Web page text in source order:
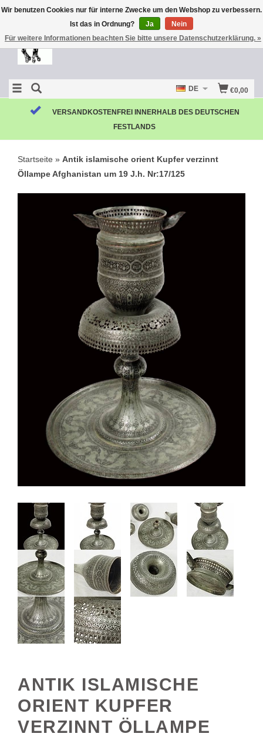
€0,00
DE
VERSANDKOSTENFREI INNERHALB DES DEUTSCHEN
FESTLANDS
Startseite » Antik islamische orient Kupfer verzinnt
Öllampe Afghanistan um 19 J.h. Nr:17/125
ANTIK ISLAMISCHE
ORIENT KUPFER
VERZINNT ÖLLAMPE
Wir benutzen Cookies nur für interne Zwecke um den Webshop zu verbessern.
Ist das in Ordnung?
Ja
Nein
Für weitere Informationen beachten Sie bitte unsere Datenschutzerklärung. »